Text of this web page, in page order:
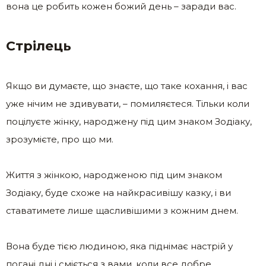
вона це робить кожен божий день – заради вас.
Стрілець
Якщо ви думаєте, що знаєте, що таке кохання, і вас
уже нічим не здивувати, – помиляєтеся. Тільки коли
поцілуєте жінку, народжену під цим знаком Зодіаку,
зрозумієте, про що ми.
Життя з жінкою, народженою під цим знаком
Зодіаку, буде схоже на найкрасивішу казку, і ви
ставатимете лише щасливішими з кожним днем.
Вона буде тією людиною, яка піднімає настрій у